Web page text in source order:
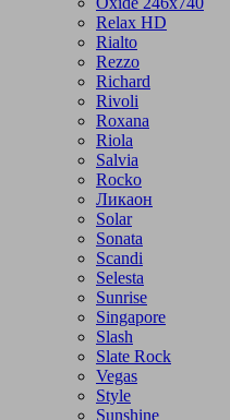
Relax HD
Rialto
Rezzo
Richard
Rivoli
Roxana
Riola
Salvia
Rocko
Ликаон
Solar
Sonata
Scandi
Selesta
Sunrise
Singapore
Slash
Slate Rock
Vegas
Style
Sunshine